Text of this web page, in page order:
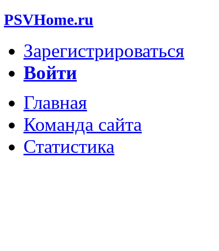
PSVHome.ru
Зарегистрироваться
Войти
Главная
Команда сайта
Статистика